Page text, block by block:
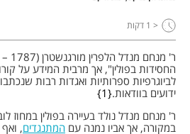
< 1 דקות
החסידות בפולין", אך מרבית המידע על
לביוגרפיות ספרותיות ואגדות רבות
ידועים בוודאות. 1
ר' מנחם מנדל נולד בעיירה בפולין במחוז
במקורה, אך אביו נמנה עם המתנגדים,